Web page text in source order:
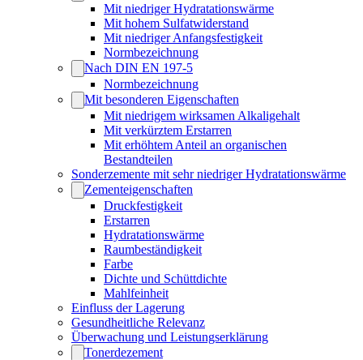
Mit niedriger Hydratationswärme
Mit hohem Sulfatwiderstand
Mit niedriger Anfangsfestigkeit
Normbezeichnung
Nach DIN EN 197-5
Normbezeichnung
Mit besonderen Eigenschaften
Mit niedrigem wirksamen Alkaligehalt
Mit verkürztem Erstarren
Mit erhöhtem Anteil an organischen
Bestandteilen
Sonderzemente mit sehr niedriger Hydratationswärme
Zementeigenschaften
Druckfestigkeit
Erstarren
Hydratationswärme
Raumbeständigkeit
Farbe
Dichte und Schüttdichte
Mahlfeinheit
Einfluss der Lagerung
Gesundheitliche Relevanz
Überwachung und Leistungserklärung
Tonerdezement